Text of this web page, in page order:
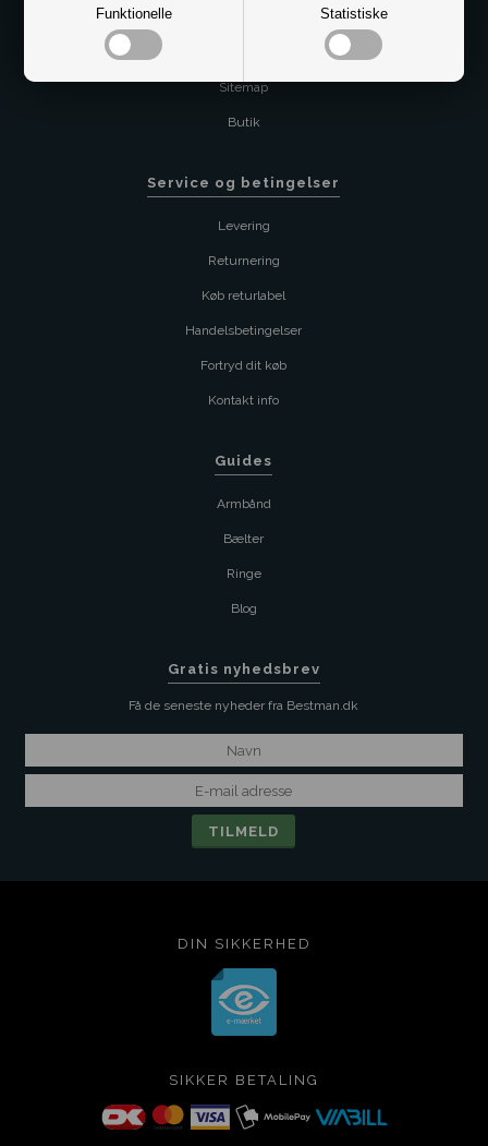
Funktionelle Statistiske
Sitemap
Butik
Service og betingelser
Levering
Returnering
Køb returlabel
Handelsbetingelser
Fortryd dit køb
Kontakt info
Guides
Armbånd
Bælter
Ringe
Blog
Gratis nyhedsbrev
Få de seneste nyheder fra Bestman.dk
DIN SIKKERHED
SIKKER BETALING